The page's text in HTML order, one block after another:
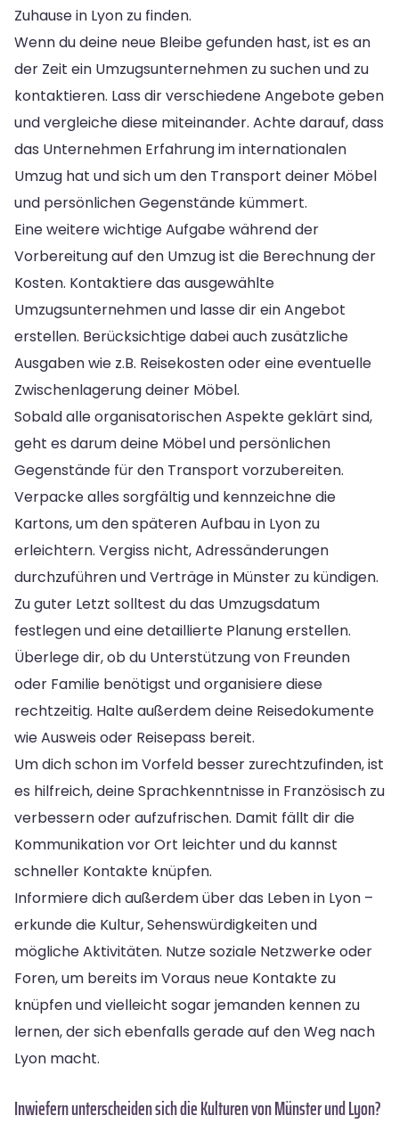
Zuhause in Lyon zu finden.
Wenn du deine neue Bleibe gefunden hast, ist es an
der Zeit ein Umzugsunternehmen zu suchen und zu
kontaktieren. Lass dir verschiedene Angebote geben
und vergleiche diese miteinander. Achte darauf, dass
das Unternehmen Erfahrung im internationalen
Umzug hat und sich um den Transport deiner Möbel
und persönlichen Gegenstände kümmert.
Eine weitere wichtige Aufgabe während der
Vorbereitung auf den Umzug ist die Berechnung der
Kosten. Kontaktiere das ausgewählte
Umzugsunternehmen und lasse dir ein Angebot
erstellen. Berücksichtige dabei auch zusätzliche
Ausgaben wie z.B. Reisekosten oder eine eventuelle
Zwischenlagerung deiner Möbel.
Sobald alle organisatorischen Aspekte geklärt sind,
geht es darum deine Möbel und persönlichen
Gegenstände für den Transport vorzubereiten.
Verpacke alles sorgfältig und kennzeichne die
Kartons, um den späteren Aufbau in Lyon zu
erleichtern. Vergiss nicht, Adressänderungen
durchzuführen und Verträge in Münster zu kündigen.
Zu guter Letzt solltest du das Umzugsdatum
festlegen und eine detaillierte Planung erstellen.
Überlege dir, ob du Unterstützung von Freunden
oder Familie benötigst und organisiere diese
rechtzeitig. Halte außerdem deine Reisedokumente
wie Ausweis oder Reisepass bereit.
Um dich schon im Vorfeld besser zurechtzufinden, ist
es hilfreich, deine Sprachkenntnisse in Französisch zu
verbessern oder aufzufrischen. Damit fällt dir die
Kommunikation vor Ort leichter und du kannst
schneller Kontakte knüpfen.
Informiere dich außerdem über das Leben in Lyon –
erkunde die Kultur, Sehenswürdigkeiten und
mögliche Aktivitäten. Nutze soziale Netzwerke oder
Foren, um bereits im Voraus neue Kontakte zu
knüpfen und vielleicht sogar jemanden kennen zu
lernen, der sich ebenfalls gerade auf den Weg nach
Lyon macht.
Inwiefern unterscheiden sich die Kulturen von Münster und Lyon?